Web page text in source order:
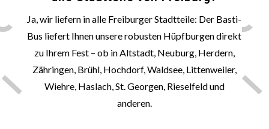
Ja, wir liefern in alle Freiburger Stadtteile: Der Basti-
Bus liefert Ihnen unsere robusten Hüpfburgen direkt
zu Ihrem Fest – ob in Altstadt, Neuburg, Herdern,
Zähringen, Brühl, Hochdorf, Waldsee, Littenweiler,
Wiehre, Haslach, St. Georgen, Rieselfeld und
anderen.